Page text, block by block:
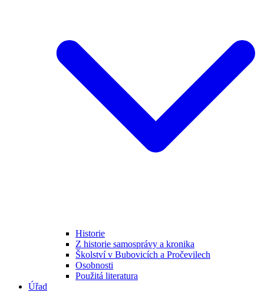
Historie
Z historie samosprávy a kronika
Školství v Bubovicích a Pročevilech
Osobnosti
Použitá literatura
Úřad